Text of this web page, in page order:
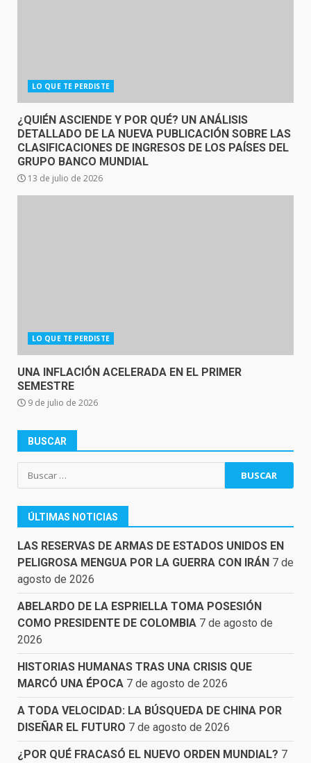
LO QUE TE PERDISTE
¿QUIÉN ASCIENDE Y POR QUÉ? UN ANÁLISIS
DETALLADO DE LA NUEVA PUBLICACIÓN SOBRE LAS
CLASIFICACIONES DE INGRESOS DE LOS PAÍSES DEL
GRUPO BANCO MUNDIAL
13 de julio de 2026
LO QUE TE PERDISTE
UNA INFLACIÓN ACELERADA EN EL PRIMER
SEMESTRE
9 de julio de 2026
BUSCAR
Buscar:
ÚLTIMAS NOTICIAS
LAS RESERVAS DE ARMAS DE ESTADOS UNIDOS EN
PELIGROSA MENGUA POR LA GUERRA CON IRÁN 7 de
agosto de 2026
ABELARDO DE LA ESPRIELLA TOMA POSESIÓN
COMO PRESIDENTE DE COLOMBIA 7 de agosto de
2026
HISTORIAS HUMANAS TRAS UNA CRISIS QUE
MARCÓ UNA ÉPOCA 7 de agosto de 2026
A TODA VELOCIDAD: LA BÚSQUEDA DE CHINA POR
DISEÑAR EL FUTURO 7 de agosto de 2026
¿POR QUÉ FRACASÓ EL NUEVO ORDEN MUNDIAL? 7